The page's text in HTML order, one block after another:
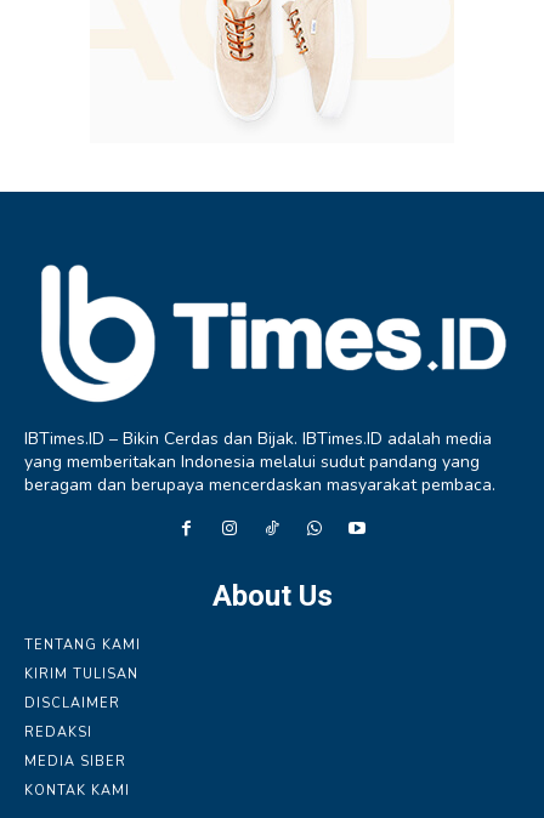
IBTimes.ID – Bikin Cerdas dan Bijak. IBTimes.ID adalah media
yang memberitakan Indonesia melalui sudut pandang yang
beragam dan berupaya mencerdaskan masyarakat pembaca.
About Us
TENTANG KAMI
KIRIM TULISAN
DISCLAIMER
REDAKSI
MEDIA SIBER
KONTAK KAMI